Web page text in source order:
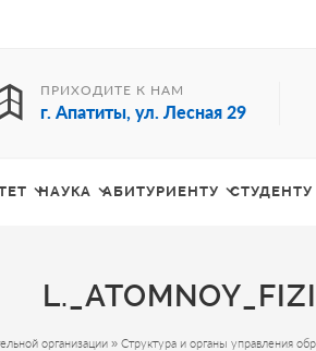
ПРИХОДИТЕ К НАМ
г. Апатиты, ул. Лесная 29
НАУКА АБИТУРИЕНТУ СТУДЕНТУ
организации » Структура и органы управления